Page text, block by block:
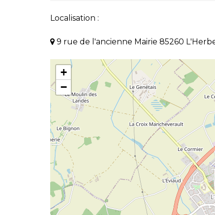
Localisation :
9 rue de l'ancienne Mairie 85260
+
−